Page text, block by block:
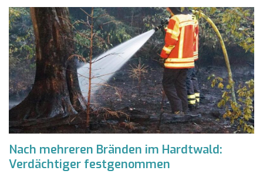
Nach mehreren Bränden im Hardtwald:
Verdächtiger festgenommen